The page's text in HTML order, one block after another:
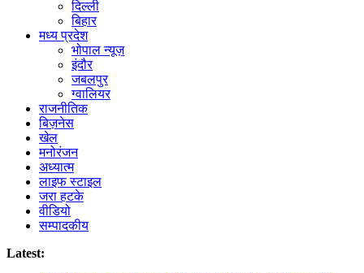
दिल्ली
बिहार
मध्य प्रदेश
भोपाल न्यूज़
इंदौर
जबलपुर
ग्वालियर
राजनीतिक
बिज़नेस
खेल
मनोरंजन
अध्यात्म
लाइफ स्टाइल
जरा हटके
वीडियो
सम्पादकीय
Latest: